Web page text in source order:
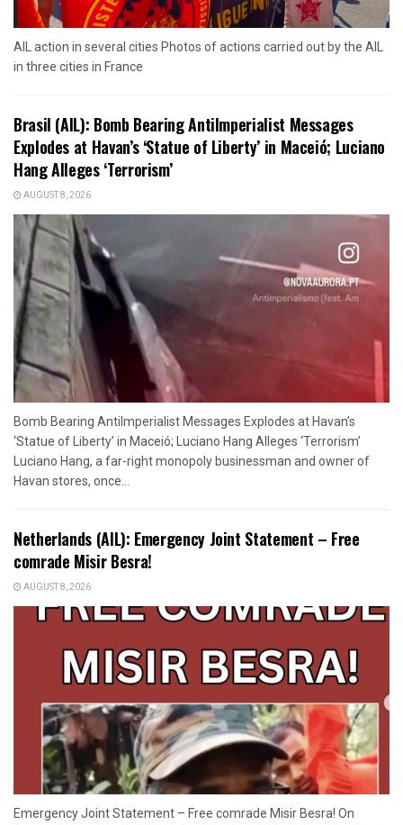
AIL action in several cities Photos of actions carried out by the AIL
in three cities in France
Brasil (AIL): Bomb Bearing AntiImperialist Messages
Explodes at Havan’s ‘Statue of Liberty’ in Maceió; Luciano
Hang Alleges ‘Terrorism’
AUGUST 8, 2026
Bomb Bearing AntiImperialist Messages Explodes at Havan’s
‘Statue of Liberty’ in Maceió; Luciano Hang Alleges ‘Terrorism’
Luciano Hang, a far-right monopoly businessman and owner of
Havan stores, once...
Netherlands (AIL): Emergency Joint Statement – Free
comrade Misir Besra!
AUGUST 8, 2026
Emergency Joint Statement – Free comrade Misir Besra! On